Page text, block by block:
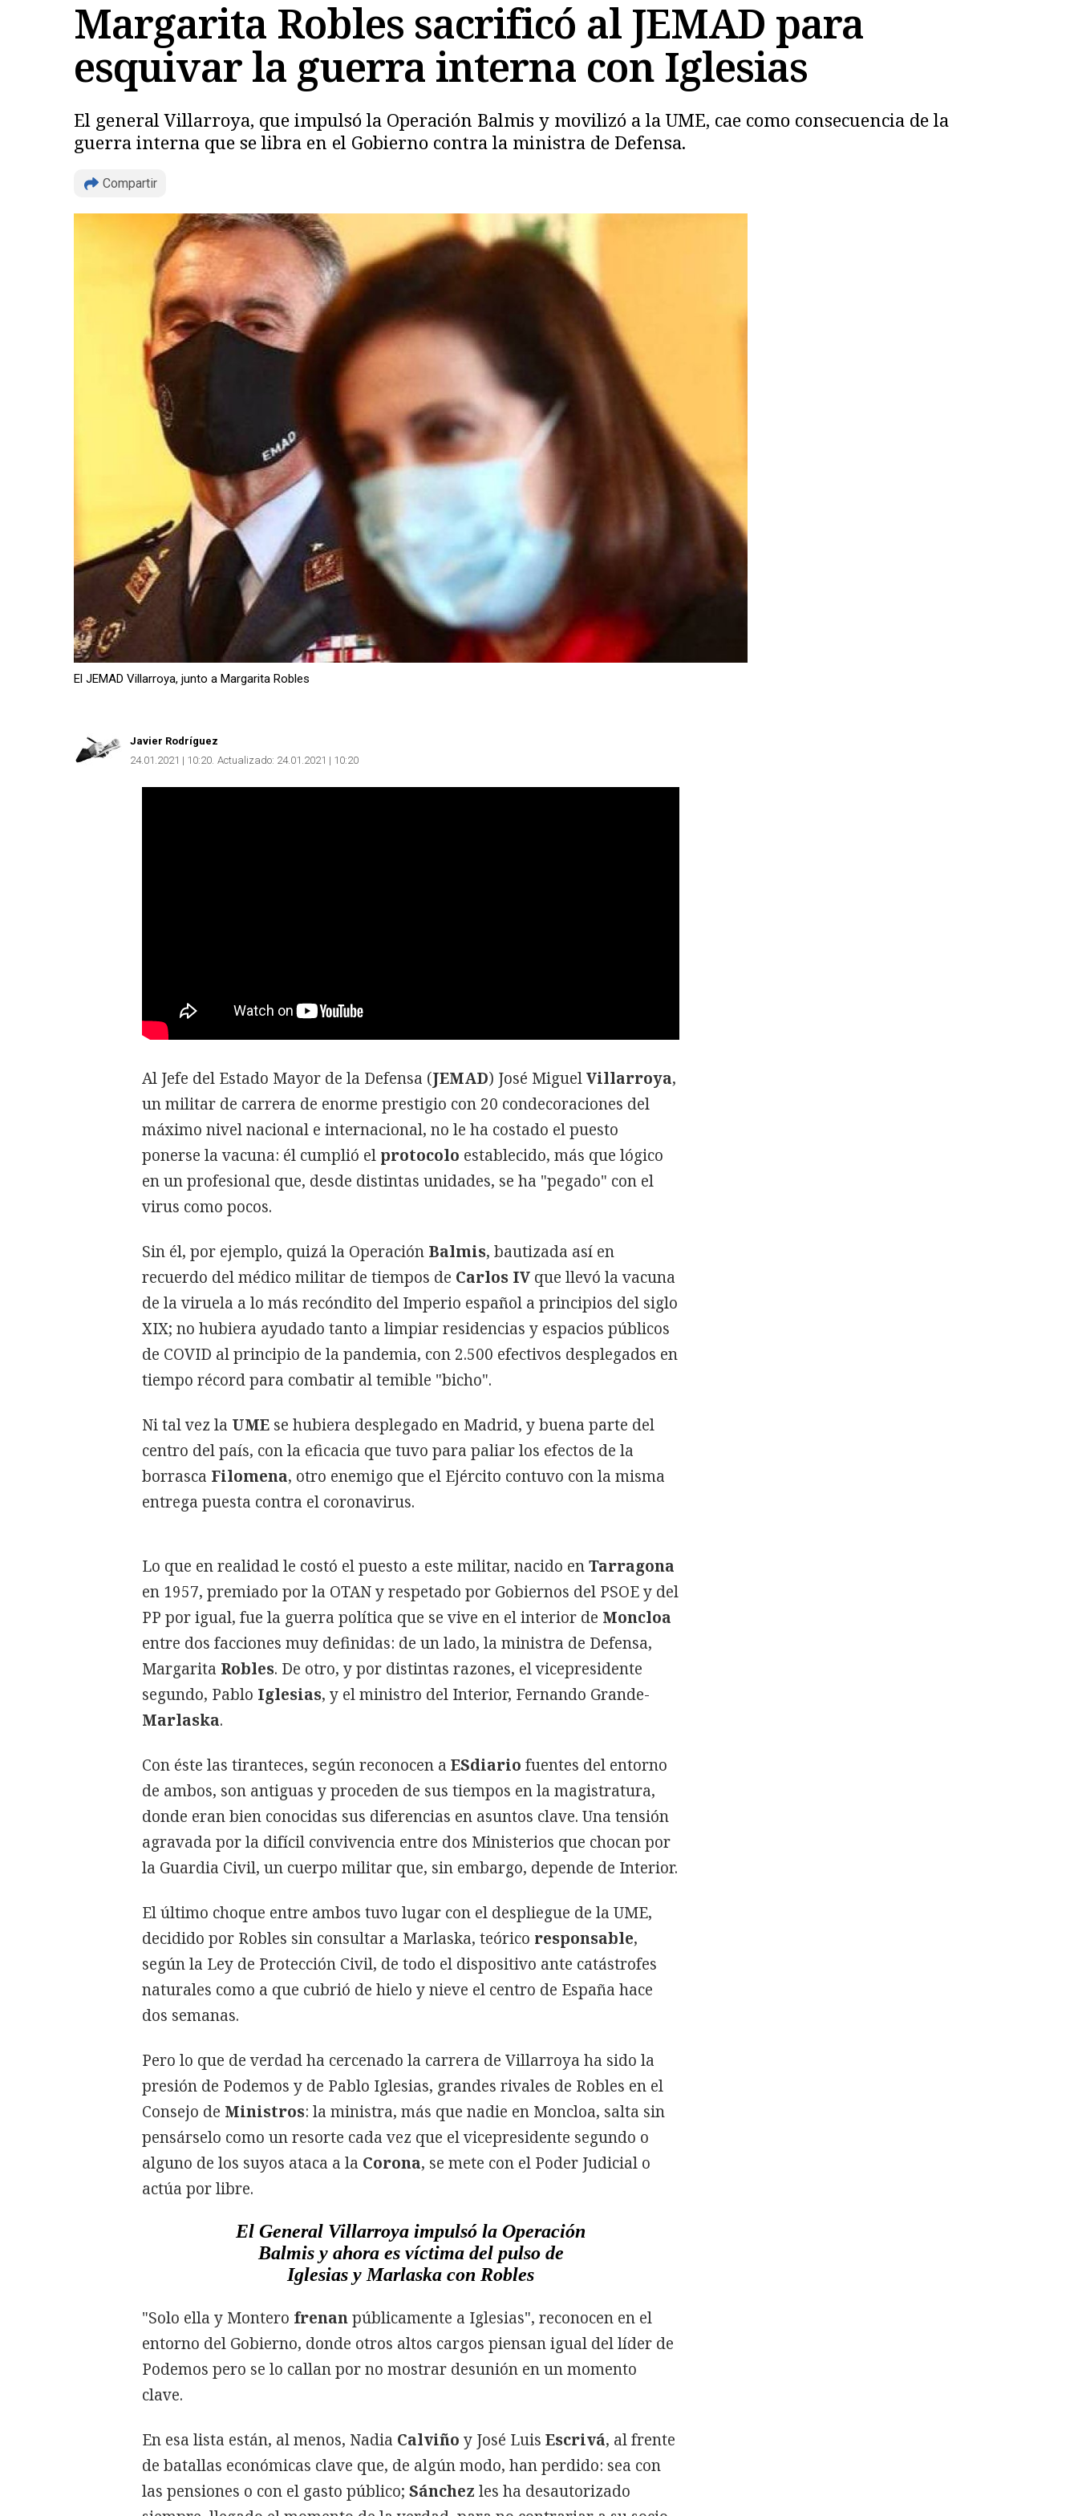
Margarita Robles sacrificó al JEMAD para
esquivar la guerra interna con Iglesias
El general Villarroya, que impulsó la Operación Balmis y movilizó a la UME, cae como consecuencia de la
guerra interna que se libra en el Gobierno contra la ministra de Defensa.
Compartir
Copiar
El JEMAD Villarroya, junto a Margarita Robles
Javier Rodríguez
24.01.2021 | 10:20 Actualizado: 24.01.2021 | 10:20
Al Jefe del Estado Mayor de la Defensa (JEMAD) José MiguelVillarroya,
un militar de carrera de enorme prestigio con 20 condecoraciones del
máximo nivel nacional e internacional, no le ha costado el puesto
ponerse la vacuna: él cumplió el protocolo establecido, más que lógico
en un profesional que, desde distintas unidades, se ha "pegado" con el
virus como pocos.
Sin él, por ejemplo, quizá la Operación Balmis, bautizada así en
recuerdo del médico militar de tiempos de Carlos IV que llevó la vacuna
de la viruela a lo más recóndito del Imperio español a principios del siglo
XIX; no hubiera ayudado tanto a limpiar residencias y espacios públicos
de COVID al principio de la pandemia, con 2.500 efectivos desplegados en
tiempo récord para combatir al temible "bicho".
Ni tal vez la UME se hubiera desplegado en Madrid, y buena parte del
centro del país, con la eficacia que tuvo para paliar los efectos de la
borrasca Filomena, otro enemigo que el Ejército contuvo con la misma
entrega puesta contra el coronavirus.
Lo que en realidad le costó el puesto a este militar, nacido enTarragona
en 1957, premiado por la OTAN y respetado por Gobiernos del PSOE y del
PP por igual, fue la guerra política que se vive en el interior de Moncloa
entre dos facciones muy definidas: de un lado, la ministra de Defensa,
Margarita Robles. De otro, y por distintas razones, el vicepresidente
segundo, Pablo Iglesias, y el ministro del Interior, Fernando Grande-
Marlaska.
Con éste las tiranteces, según reconocen a ESdiario fuentes del entorno
de ambos, son antiguas y proceden de sus tiempos en la magistratura,
donde eran bien conocidas sus diferencias en asuntos clave. Una tensión
agravada por la difícil convivencia entre dos Ministerios que chocan por
la Guardia Civil, un cuerpo militar que, sin embargo, depende de Interior.
El último choque entre ambos tuvo lugar con el despliegue de la UME,
decidido por Robles sin consultar a Marlaska, teórico responsable,
según la Ley de Protección Civil, de todo el dispositivo ante catástrofes
naturales como a que cubrió de hielo y nieve el centro de España hace
dos semanas.
Pero lo que de verdad ha cercenado la carrera de Villarroya ha sido la
presión de Podemos y de Pablo Iglesias, grandes rivales de Robles en el
Consejo de Ministros: la ministra, más que nadie en Moncloa, salta sin
pensárselo como un resorte cada vez que el vicepresidente segundo o
alguno de los suyos ataca a la Corona, se mete con el Poder Judicial o
actúa por libre.
El General Villarroya impulsó la Operación
Balmis y ahora es víctima del pulso de
Iglesias y Marlaska con Robles
"Solo ella y Montero frenanpúblicamente a Iglesias", reconocen en el
entorno del Gobierno, donde otros altos cargos piensan igual del líder de
Podemos pero se lo callan por no mostrar desunión en un momento
clave.
En esa lista están, al menos, Nadia Calviño y José Luis Escrivá, al frente
de batallas económicas clave que, de algún modo, han perdido: sea con
las pensiones o con el gasto público; Sánchez les ha desautorizado